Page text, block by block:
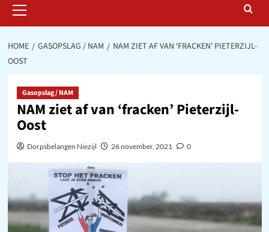
menu
HOME GASOPSLAG / NAM
NAM ZIET AF VAN ‘FRACKEN’ PIETERZIJL-
OOST
Gasopslag / NAM
NAM ziet af van ‘fracken’ Pieterzijl-
Oost
Dorpsbelangen Niezijl 26 november, 2021 0